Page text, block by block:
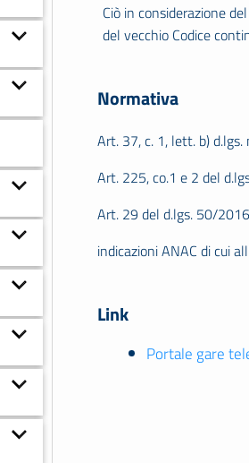
Ciò in considerazione
del vecchio Codice
Normativa
Art. 37, c. 1, lett. b)
Art. 225, co.1 e 2 del
Art. 29 del d.lgs. 50/2016
indicazioni ANAC di cui
Link
Portale gare